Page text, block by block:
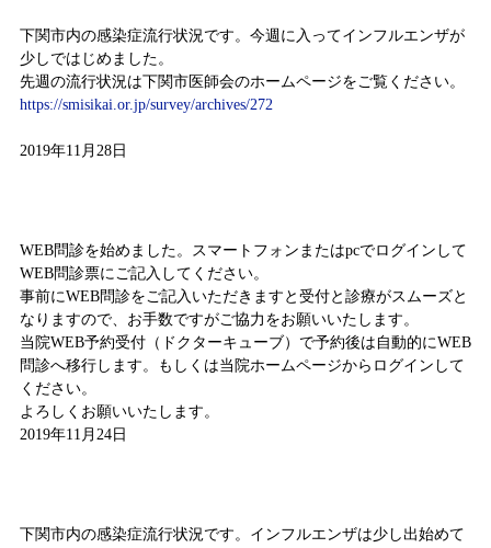
下関市内の感染症流行状況です。今週に入ってインフルエンザが
少しではじめました。
先週の流行状況は下関市医師会のホームページをご覧ください。
https://smisikai.or.jp/survey/archives/272
2019年11月28日
WEB問診を始めました。スマートフォンまたはpcでログインして
WEB問診票にご記入してください。
事前にWEB問診をご記入いただきますと受付と診療がスムーズと
なりますので、お手数ですがご協力をお願いいたします。
当院WEB予約受付（ドクターキューブ）で予約後は自動的にWEB
問診へ移行します。もしくは当院ホームページからログインして
ください。
よろしくお願いいたします。
2019年11月24日
下関市内の感染症流行状況です。インフルエンザは少し出始めて